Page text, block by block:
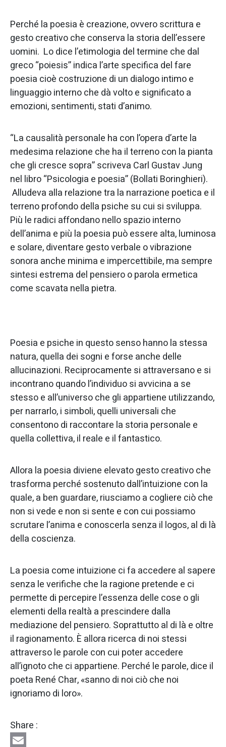
Perché la poesia è creazione, ovvero scrittura e
gesto creativo che conserva la storia dell’essere
uomini. Lo dice l’etimologia del termine che dal
greco “poiesis” indica l’arte specifica del fare
poesia cioè costruzione di un dialogo intimo e
linguaggio interno che dà volto e significato a
emozioni, sentimenti, stati d’animo.
“La causalità personale ha con l’opera d’arte la
medesima relazione che ha il terreno con la pianta
che gli cresce sopra” scriveva Carl Gustav Jung
nel libro “Psicologia e poesia” (Bollati Boringhieri).
Alludeva alla relazione tra la narrazione poetica e il
terreno profondo della psiche su cui si sviluppa.
Più le radici affondano nello spazio interno
dell’anima e più la poesia può essere alta, luminosa
e solare, diventare gesto verbale o vibrazione
sonora anche minima e impercettibile, ma sempre
sintesi estrema del pensiero o parola ermetica
come scavata nella pietra.
Poesia e psiche in questo senso hanno la stessa
natura, quella dei sogni e forse anche delle
allucinazioni. Reciprocamente si attraversano e si
incontrano quando l’individuo si avvicina a se
stesso e all’universo che gli appartiene utilizzando,
per narrarlo, i simboli, quelli universali che
consentono di raccontare la storia personale e
quella collettiva, il reale e il fantastico.
Allora la poesia diviene elevato gesto creativo che
trasforma perché sostenuto dall’intuizione con la
quale, a ben guardare, riusciamo a cogliere ciò che
non si vede e non si sente e con cui possiamo
scrutare l’anima e conoscerla senza il logos, al di là
della coscienza.
La poesia come intuizione ci fa accedere al sapere
senza le verifiche che la ragione pretende e ci
permette di percepire l’essenza delle cose o gli
elementi della realtà a prescindere dalla
mediazione del pensiero. Soprattutto al di là e oltre
il ragionamento. È allora ricerca di noi stessi
attraverso le parole con cui poter accedere
all’ignoto che ci appartiene. Perché le parole, dice il
poeta René Char, «sanno di noi ciò che noi
ignoriamo di loro».
Share :